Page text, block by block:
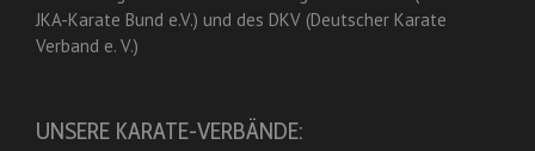
JKA-Karate Bund e.V.) und des DKV (Deutscher Karate
Verband e. V.)
UNSERE KARATE-VERBÄNDE: